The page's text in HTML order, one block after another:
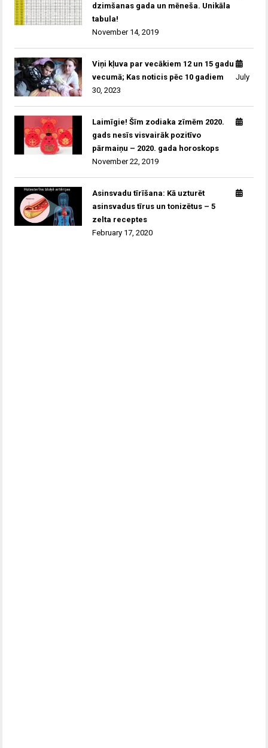
dzimšanas gada un mēneša. Unikāla
tabula!
November 14, 2019
Viņi kļuva par vecākiem 12 un 15 gadu
vecumā; Kas noticis pēc 10 gadiem
July
30, 2023
Laimīgie! Šīm zodiaka zīmēm 2020.
gads nesīs visvairāk pozitīvo
pārmaiņu – 2020. gada horoskops
November 22, 2019
Asinsvadu tīrīšana: Kā uzturēt
asinsvadus tīrus un tonizētus – 5
zelta receptes
February 17, 2020